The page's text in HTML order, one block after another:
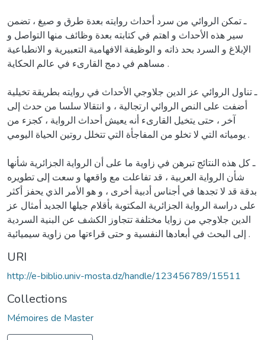
ـ تمكن الروائي من سرد أحداث روايته بعدة طرق و صيغ ، تضمن
سير هذه الأحداث و اهتم في كتابته بعدة وظائف منها التواصل و
الإبلاغ و السرد بحد ذاته و الوظيفة الافهامية التعبيرية و الانطباعية
مساهم في دمج القارىء في عالم الحكاية .
ـ تناول الروائي عز الدين جلاوجي الأحداث في روايته بطريقة تخيلية
أضفت على النص الروائي ارتجالية ، و انتقالا سلسا من حدث إلى
آخر ، حتى يتخيل القارىء أنه يعيش أحداث الرواية ، كجزء من
يومياته التي لا تخلو من المفاجأة التي تتخلل روتين الحياة اليومي .
ـ كل هذه النتائج تبرهن في زاوية ما على أن الرواية الجزائرية شأنها
شأن الرواية العربية ، قد تفاعلت مع واقعها و سعت إلى تطويره
بدقة قد لا تجدها في أجناس أدبية أخرى ، و هو الأمر الذي يحفز أكثر
على دراسة الرواية الجزائرية المكتوبة بأقلام جيلها الجديد أمثال عز
الدين جلاوجي من زوايا مختلفة تتجاوز الكشف عن البنية السردية
إلى البحث في أبعادها النفسية و حتى قراءتها من زاوية سيميائية .
URI
http://e-biblio.univ-mosta.dz/handle/123456789/15511
Collections
Mémoires de Master